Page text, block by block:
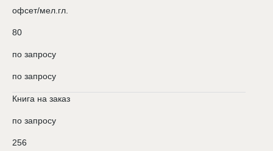
офсет/мел.гл.
80
по запросу
по запросу
Книга на заказ
по запросу
256